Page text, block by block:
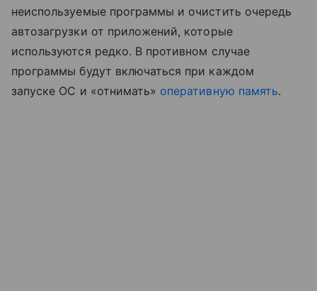
неиспользуемые программы и очистить очередь
автозагрузки от приложений, которые
используются редко. В противном случае
программы будут включаться при каждом
запуске ОС и «отнимать» оперативную память.